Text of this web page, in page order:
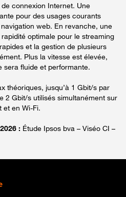
connexion Internet. Une
pour des usages courants
web. En revanche, une
optimale pour le streaming
et la gestion de plusieurs
Plus la vitesse est élevée,
sera fluide et performante.
théoriques, jusqu’à 1 Gbit/s par
2 Gbit/s utilisés simultanément sur
et en Wi-Fi.
: Étude Ipsos bva – Viséo CI –